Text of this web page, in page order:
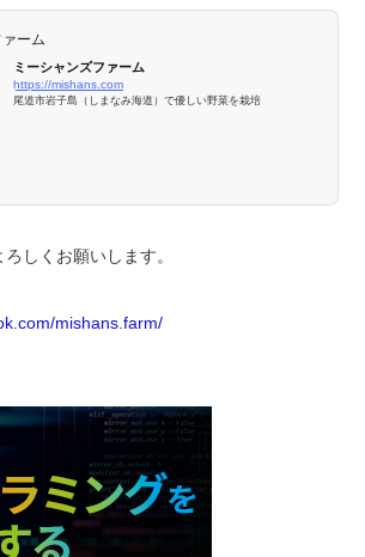
ーム
ミーシャンズファーム
https://mishans.com
尾道市岩子島（しまなみ海道）で優しい野菜を栽培
しくお願いします。
mishans.farm/